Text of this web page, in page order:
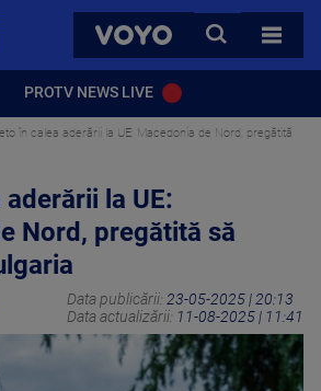
VOYO
CAUTA
TOATE
PROTV NEWS LIVE
în calea aderării la UE: Macedonia de Nord, pregătită
la UE:
Nord, pregătită să
Data publicării: 23-05-2025 | 20:13
Data actualizării: 11-08-2025 | 11:41